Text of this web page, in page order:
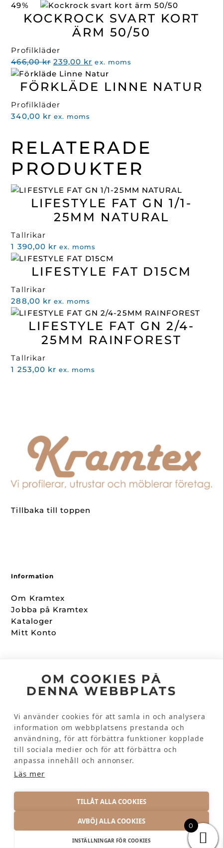
OM COOKIES PÅ
DENNA WEBBPLATS
Vi använder cookies för att samla in och analysera
information om webbplatsens prestanda och
användning, för att förbättra funktioner kopplade
till sociala medier och för att förbättra och
anpassa innehåll och annonser.
Läs mer
TILLÅT ALLA COOKIES
AVBÖJ ALLA COOKIES
INSTÄLLNINGAR FÖR COOKIES
49%
KOCKROCK SVART KORT
ÄRM 50/50
Profilkläder
466,00kr Det
ursprungliga
priset
466,00 kr.
239,00 kr Det
nuvarande
priset
ex. moms
FÖRKLÄDE LINNE NATUR
Profilkläder
340,00 kr ex. moms
RELATERADE
PRODUKTER
LIFESTYLE FAT GN 1/1-
25MM NATURAL
Tallrikar
1 390,00 kr ex. moms
LIFESTYLE FAT D15CM
Tallrikar
288,00 kr ex. moms
LIFESTYLE FAT GN 2/4-
25MM RAINFOREST
Tallrikar
1 253,00 kr ex. moms
Tillbaka till toppen
Information
Om Kramtex
Jobba på Kramtex
Kataloger
Mitt Konto
Facebook
Kundinformation
Kontakta oss
Vanliga frågor
INTEGRITETSPOLICY
© 2026 KRAMTEX AB
0